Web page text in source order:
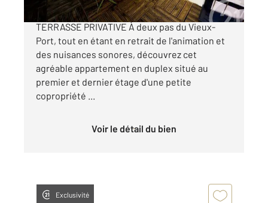
VIEUX-PORT DE LA ROCHELLE CALME
TERRASSE PRIVATIVE À deux pas du Vieux-
Port, tout en étant en retrait de l'animation et
des nuisances sonores, découvrez cet
agréable appartement en duplex situé au
premier et dernier étage d'une petite
copropriété ...
Voir le détail du bien
Exclusivité